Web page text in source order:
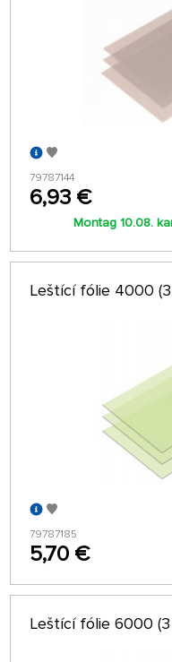
79787144
6,93 €
Montag 10.08.
Leštící fólie 4000
79787185
5,70 €
Leštící fólie 6000 (3